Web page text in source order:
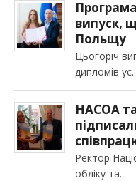
випуск,
Польщу
Цьогоріч
дипломів ус
НАСОА та
Ректор
обліку та